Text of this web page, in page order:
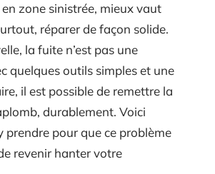
zone sinistrée, mieux vaut
réparer de façon solide.
la fuite n’est pas une
quelques outils simples et une
il est possible de remettre la
durablement. Voici
prendre pour que ce problème
revenir hanter votre